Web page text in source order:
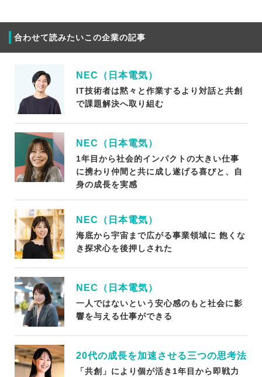
合わせて読みたいこの企業の記事
NEC（日本電気）
IT技術者は黙々と作業するより対話と共創
で課題解決へ取り組む
NEC（日本電気）
1年目から社会的インパクトの大きい仕事
に携わり仲間と共に成し遂げる喜びと、自
身の成長を実感
NEC（日本電気）
海底から宇宙まで広がる事業領域に 飽くな
き探求心を後押しされた
NEC（日本電気）
一人ではないという安心感のもと社会に影
響を与える仕事ができる
20代の成長を加速させる三つの思考法
「共創」により個が活き1年目から即戦力